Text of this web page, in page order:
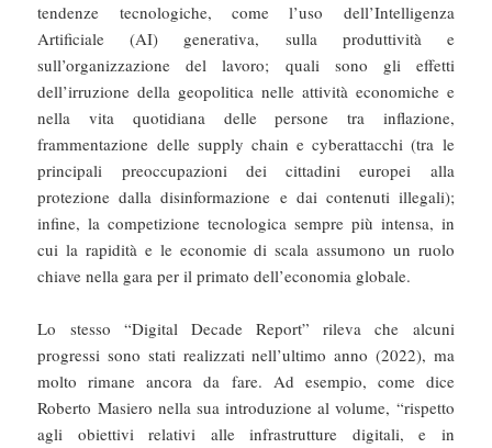
tendenze tecnologiche, come l’uso dell’Intelligenza
Artificiale (AI) generativa, sulla produttività e
sull’organizzazione del lavoro; quali sono gli effetti
dell’irruzione della geopolitica nelle attività economiche e
nella vita quotidiana delle persone tra inflazione,
frammentazione delle supply chain e cyberattacchi (tra le
principali preoccupazioni dei cittadini europei alla
protezione dalla disinformazione e dai contenuti illegali);
infine, la competizione tecnologica sempre più intensa, in
cui la rapidità e le economie di scala assumono un ruolo
chiave nella gara per il primato dell’economia globale.
Lo stesso “Digital Decade Report” rileva che alcuni
progressi sono stati realizzati nell’ultimo anno (2022), ma
molto rimane ancora da fare. Ad esempio, come dice
Roberto Masiero nella sua introduzione al volume, “rispetto
agli obiettivi relativi alle infrastrutture digitali, e in